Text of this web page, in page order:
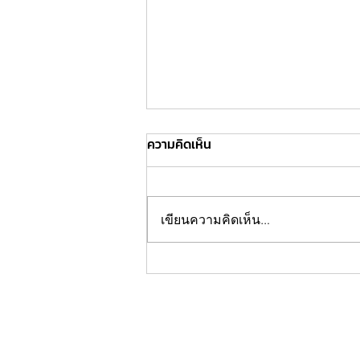
กองบกไทยเลิฟ วอนชาวไทยเลิฟ
ความคิดเห็น
เขียนความคิดเห็น…